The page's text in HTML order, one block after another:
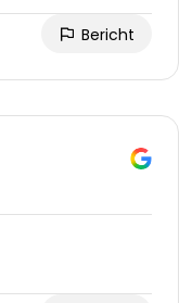
Bericht